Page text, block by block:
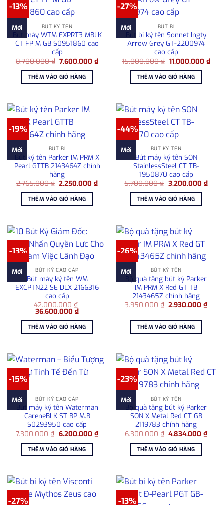
-13%
Mới BÚT KÝ TÊN
Bút máy WTM EXPRT3 MBLK
CT FP M GB S0951860 cao
cấp
8.700.000₫ Giá
là:
8.700.000 ₫.
7.600.000₫Giá
hiện
7.600.000 ₫.
THÊM VÀO GIỎ HÀNG
-27%
Mới BÚT BI
Bút bi ký tên Sonnet Ingty
Arrow Grey GT-2200974
cao cấp
15.000.000₫ Giá
là:
15.000.000 ₫.
11.000.000 ₫Giá
hiện
THÊM VÀO GIỎ HÀNG
-19%
Mới BÚT BI
Bút ký tên Parker IM PRM X
Pearl GTTB 2143464Z chính
hãng
2.765.000₫ Giá
là:
2.765.000 ₫.
2.250.000₫Giá
hiện
2.250.000 ₫.
THÊM VÀO GIỎ HÀNG
-44%
Mới BÚT KÝ TÊN
Bút máy ký tên SON
StainlessSteel CT TB-
1950870 cao cấp
5.700.000₫ Giá
là:
5.700.000 ₫.
3.200.000 ₫Giá
hiện
THÊM VÀO GIỎ HÀNG
-13%
Mới BÚT KÝ CAO CẤP
Bút máy ký tên WM
EXCPTN22 SE DLX 2166316
cao cấp
42.000.000₫
Giá
là:
42.000.000 ₫.
36.600.000 ₫Giá
tại
là:
THÊM VÀO GIỎ HÀNG
-26%
Mới BÚT KÝ TÊN
Bộ quà tặng bút ký Parker
IM PRM X Red GT TB
2143465Z chính hãng
3.950.000₫ Giá
3.950.000 ₫.
2.930.000₫Giá
THÊM VÀO GIỎ HÀNG
-15%
Mới BÚT KÝ CAO CẤP
Bút máy ký tên Waterman
CareneBLK ST BP M.B
S0293950 cao cấp
7.300.000₫ Giá
là:
7.300.000 ₫.
6.200.000 ₫Giá
hiện
6.200.000 ₫.
THÊM VÀO GIỎ HÀNG
-23%
Mới BÚT KÝ TÊN
Bộ quà tặng bút ký Parker
SON X Metal Red CT GB
2119783 chính hãng
6.300.000₫ Giá
là:
6.300.000 ₫.
4.834.000₫Giá
hiện
THÊM VÀO GIỎ HÀNG
-27% -13%